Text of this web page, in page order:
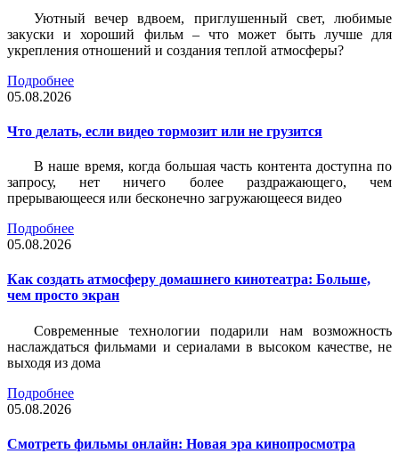
Уютный вечер вдвоем, приглушенный свет, любимые
закуски и хороший фильм – что может быть лучше для
укрепления отношений и создания теплой атмосферы?
Подробнее
05.08.2026
Что делать, если видео тормозит или не грузится
В наше время, когда большая часть контента доступна по
запросу, нет ничего более раздражающего, чем
прерывающееся или бесконечно загружающееся видео
Подробнее
05.08.2026
Как создать атмосферу домашнего кинотеатра: Больше,
чем просто экран
Современные технологии подарили нам возможность
наслаждаться фильмами и сериалами в высоком качестве, не
выходя из дома
Подробнее
05.08.2026
Смотреть фильмы онлайн: Новая эра кинопросмотра